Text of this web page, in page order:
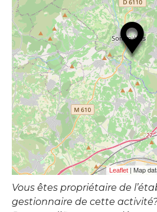
Leaflet | Map
Vous êtes propriétaire de
gestionnaire de cette